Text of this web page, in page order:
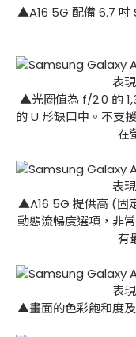
▲A16 5G 配備 6.7 吋
▲光圈值為 f/2.0 的
的 U 形缺口中。不支
在
▲A16 5G 提供高 (固
動態流暢度選項，非
有
▲畫面的色彩飽和度